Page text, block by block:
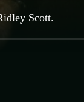
Scott.